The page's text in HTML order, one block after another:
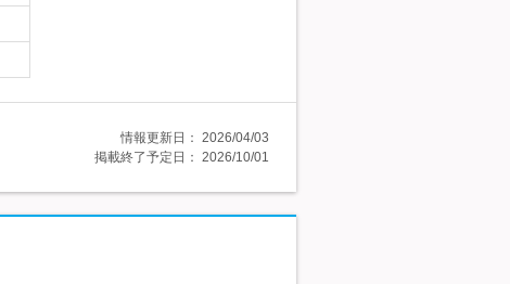
情報更新日： 2026/04/03
掲載終了予定日： 2026/10/01